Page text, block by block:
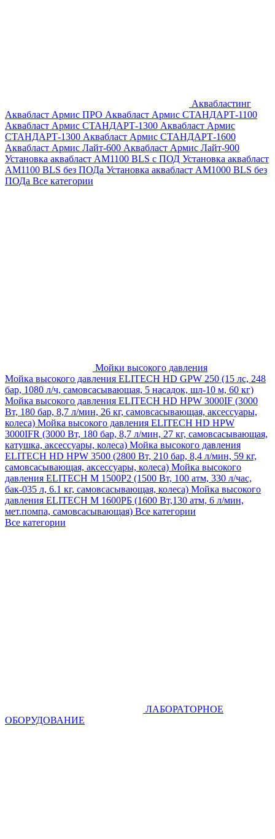
Аквабластинг
Аквабласт Армис ПРО Аквабласт Армис СТАНДАРТ-1100
Аквабласт Армис СТАНДАРТ-1300 Аквабласт Армис
СТАНДАРТ-1300 Аквабласт Армис СТАНДАРТ-1600
Аквабласт Армис Лайт-600 Аквабласт Армис Лайт-900
Установка аквабласт AM1100 BLS с ПОД Установка аквабласт
AM1100 BLS без ПОДа Установка аквабласт AM1000 BLS без
ПОДа Все категории
Мойки высокого давления
Мойка высокого давления ELITECH HD GPW 250 (15 лс, 248
бар, 1080 л/ч, самовсасывающая, 5 насадок, шл-10 м, 60 кг)
Мойка высокого давления ELITECH HD HPW 3000IF (3000
Вт, 180 бар, 8,7 л/мин, 26 кг, самовсасывающая, аксессуары,
колеса) Мойка высокого давления ELITECH HD HPW
3000IFR (3000 Вт, 180 бар, 8,7 л/мин, 27 кг, самовсасывающая,
катушка, аксессуары, колеса) Мойка высокого давления
ELITECH HD HPW 3500 (2800 Вт, 210 бар, 8,4 л/мин, 59 кг,
самовсасывающая, аксессуары, колеса) Мойка высокого
давления ELITECH M 1500P2 (1500 Вт, 100 атм, 330 л/час,
бак-035 л, 6.1 кг, самовсасывающая, колеса) Мойка высокого
давления ELITECH М 1600РБ (1600 Вт,130 атм, 6 л/мин,
мет.помпа, самовсасывающая) Все категории
Все категории
ЛАБОРАТОРНОЕ
ОБОРУДОВАНИЕ